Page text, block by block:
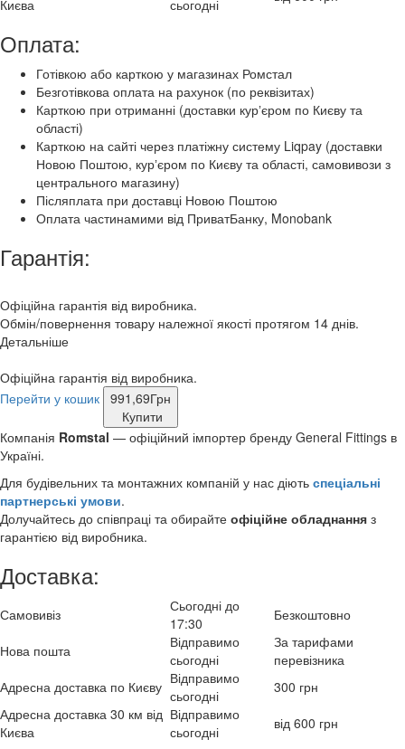
Києва сьогодні
Оплата:
Готівкою або карткою у магазинах Ромстал
Безготівкова оплата на рахунок (по реквізитах)
Карткою при отриманні (доставки курʼєром по Києву та
області)
Карткою на сайті через платіжну систему Liqpay (доставки
Новою Поштою, курʼєром по Києву та області, самовивози з
центрального магазину)
Післяплата при доставці Новою Поштою
Оплата частинамими від ПриватБанку, Monobank
Гарантія:
Офіційна гарантія від виробника.
Обмін/повернення товару належної якості протягом 14 днів.
Детальніше
Офіційна гарантія від виробника.
Перейти у кошик 991,69Грн
Купити
Компанія Romstal — офіційний імпортер бренду General Fittings в
Україні.
Для будівельних та монтажних компаній у нас діють спеціальні
партнерські умови.
Долучайтесь до співпраці та обирайте офіційне обладнання з
гарантією від виробника.
Доставка:
Самовивіз
Сьогодні до
17:30
Безкоштовно
Нова пошта
Відправимо
сьогодні
За тарифами
перевізника
Адресна доставка по Києву Відправимо
сьогодні
300 грн
Адресна доставка 30 км від
Києва
Відправимо
сьогодні
від 600 грн